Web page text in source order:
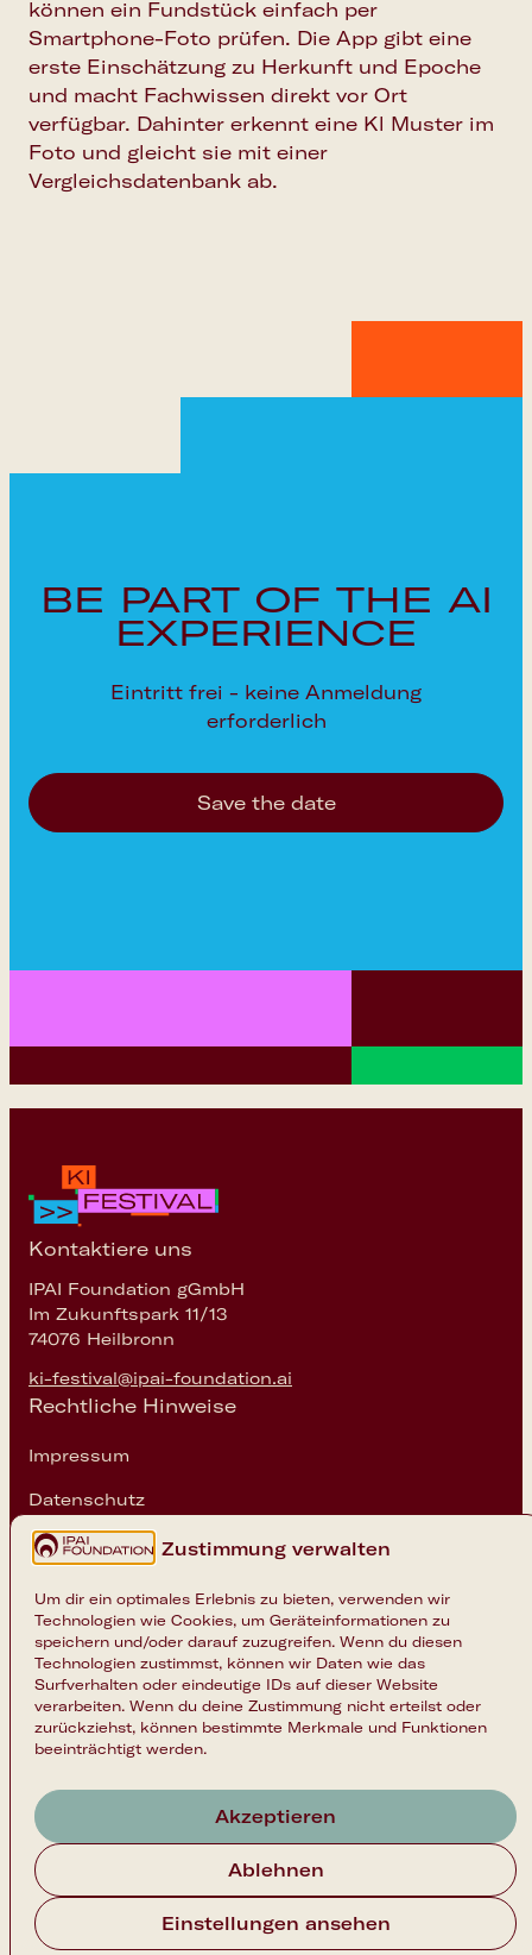
Zustimmung verwalten
Um dir ein optimales Erlebnis zu bieten, verwenden wir
Technologien wie Cookies, um Geräteinformationen zu
speichern und/oder darauf zuzugreifen. Wenn du diesen
Technologien zustimmst, können wir Daten wie das
Surfverhalten oder eindeutige IDs auf dieser Website
verarbeiten. Wenn du deine Zustimmung nicht erteilst oder
zurückziehst, können bestimmte Merkmale und Funktionen
beeinträchtigt werden.
Akzeptieren
Ablehnen
Einstellungen ansehen
Folge uns Instagram LinkedIn
können ein Fundstück einfach per
Smartphone-Foto prüfen. Die App gibt eine
erste Einschätzung zu Herkunft und Epoche
und macht Fachwissen direkt vor Ort
verfügbar. Dahinter erkennt eine Kl Muster im
Foto und gleicht sie mit einer
Vergleichsdatenbank ab.
BE PART OF THE AI
EXPERIENCE
Eintritt frei - keine Anmeldung
erforderlich
Save the date
Kontaktiere uns
IPAI Foundation gGmbH
Im Zukunftspark 11/13
74076 Heilbronn
ki-festival@ipai-foundation.ai
Rechtliche Hinweise
Impressum
Datenschutz
Cookie-Einstellungen
Instagram
LinkedIn
Copyright 2026 © IPAI Foundation
Nach oben